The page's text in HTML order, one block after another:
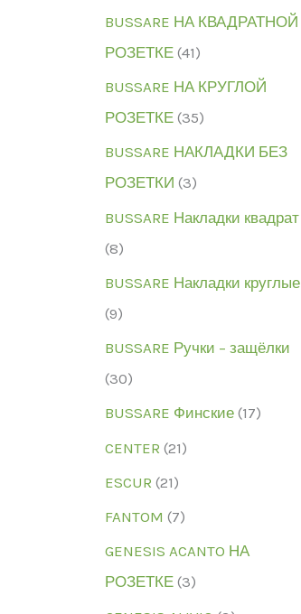
BUSSARE НА КВАДРАТНОЙ
РОЗЕТКЕ (41)
BUSSARE НА КРУГЛОЙ
РОЗЕТКЕ (35)
BUSSARE НАКЛАДКИ БЕЗ
РОЗЕТКИ (3)
BUSSARE Накладки квадрат
(8)
BUSSARE Накладки круглые
(9)
BUSSARE Ручки – защёлки
(30)
BUSSARE Финские (17)
CENTER (21)
ESCUR (21)
FANTOM (7)
GENESIS ACANTO НА
РОЗЕТКЕ (3)